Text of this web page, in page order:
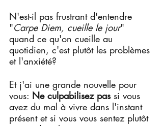
N'est-il pas frustrant d'entendre
"Carpe Diem, cueille le jour"
quand ce qu'on cueille au
quotidien, c'est plutôt les problèmes
et l'anxiété?
Et j'ai une grande nouvelle pour
vous: Ne culpabilisez pas si vous
avez du mal à vivre dans l'instant
présent et si vous vous sentez plutôt